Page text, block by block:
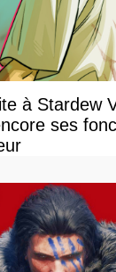
à Stardew
ses